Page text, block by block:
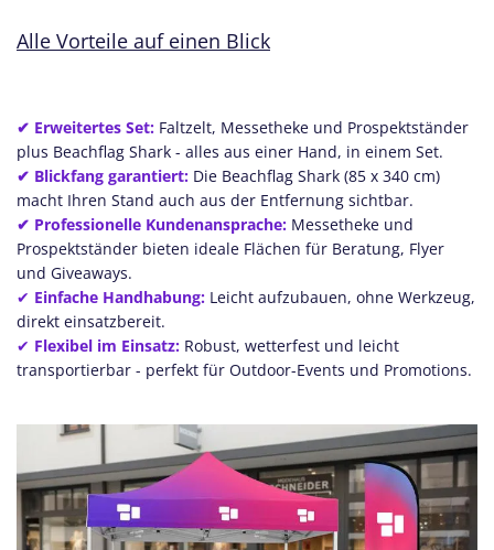
Alle Vorteile auf einen Blick
✔ Erweitertes Set: Faltzelt, Messetheke und Prospektständer
plus Beachflag Shark - alles aus einer Hand, in einem Set.
✔ Blickfang garantiert: Die Beachflag Shark (85 x 340 cm)
macht Ihren Stand auch aus der Entfernung sichtbar.
✔ Professionelle Kundenansprache: Messetheke und
Prospektständer bieten ideale Flächen für Beratung, Flyer
und Giveaways.
✔ Einfache Handhabung: Leicht aufzubauen, ohne Werkzeug,
direkt einsatzbereit.
✔ Flexibel im Einsatz: Robust, wetterfest und leicht
transportierbar - perfekt für Outdoor-Events und Promotions.